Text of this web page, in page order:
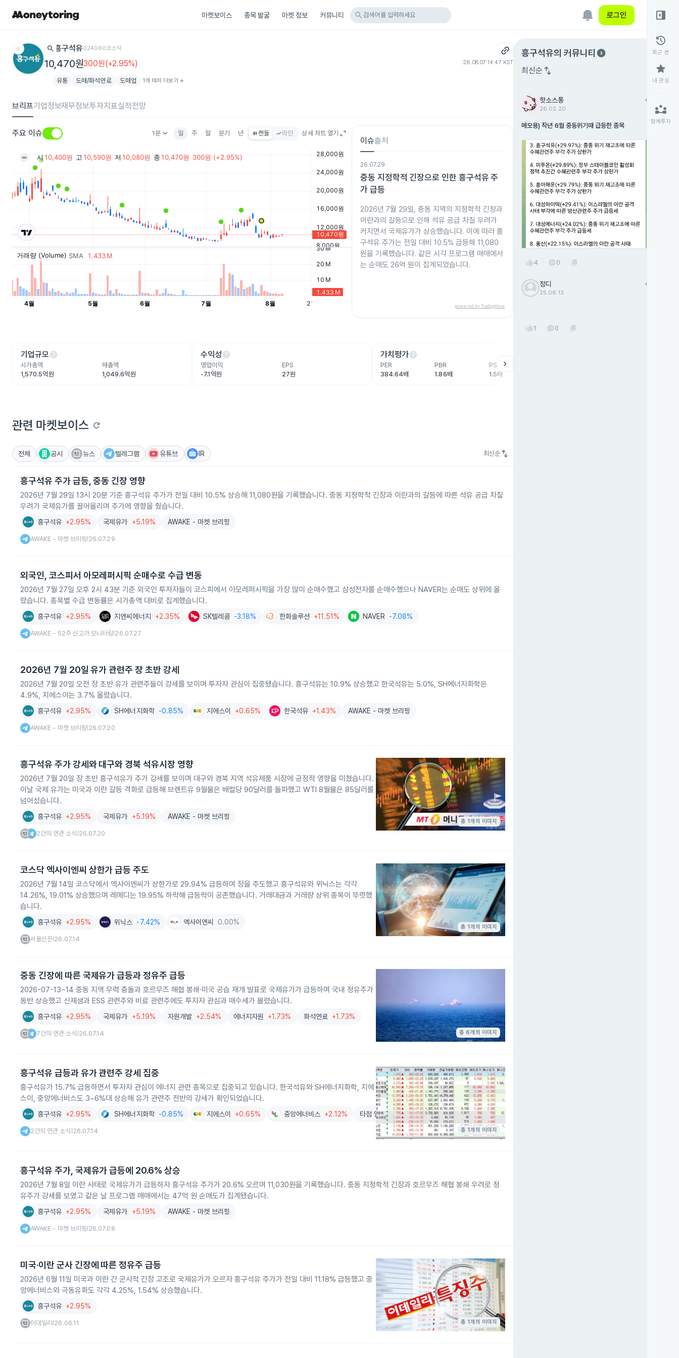
마켓보이스 종목 발굴 마켓 정보 커뮤니티 search 검색어를 입력하세요 로그인
star search 흥구석유024060코스닥
10,470원300원(+2.95%) 26.08.07 14:47 KST
유통 도매/화석연료 도매업 1개 테마 더보기 add
브리프기업정보재무정보투자지표실적전망
주요 이슈 1분keyboard_arrow_down 일 주 월 분기 년 캔들 라인 상세 차트 열기
이슈출처
26.07.29
중동 지정학적 긴장으로 인한 흥구석유 주
가 급등
2026년 7월 29일, 중동 지역의 지정학적 긴장과
이란과의 갈등으로 인해 석유 공급 차질 우려가
커지면서 국제유가가 상승했습니다. 이에 따라 흥
구석유 주가는 전일 대비 10.5% 급등해 11,080
원을 기록했습니다. 같은 시각 프로그램 매매에서
는 순매도 26억 원이 집계되었습니다.
powered by TradingView
기업규모help
시가총액
1,570.5억원
매출액
1,049.6억원
수익성help
영업이익
-7.1억원
EPS
27원
가치평가help
PER
384.64배
PBR
1.86배
PSR
1.5배
chevron_right
관련 마켓보이스 refresh
전체 공시 뉴스 텔레그램 유튜브 IR 최신순 swap_vert
흥구석유 주가 급등, 중동 긴장 영향
2026년 7월 29일 13시 20분 기준 흥구석유 주가가 전일 대비 10.5% 상승해 11,080원을 기록했습니다. 중동 지정학적 긴장과 이란과의 갈등에 따른 석유 공급 차질
우려가 국제유가를 끌어올리며 주가에 영향을 줬습니다.
흥구석유 +2.95% 국제유가 +5.19% AWAKE - 마켓 브리핑
AWAKE - 마켓 브리핑 26.07.29
외국인, 코스피서 아모레퍼시픽 순매수로 수급 변동
2026년 7월 27일 오후 2시 43분 기준 외국인 투자자들이 코스피에서 아모레퍼시픽을 가장 많이 순매수했고 삼성전자를 순매수했으나 NAVER는 순매도 상위에 올
랐습니다. 종목별 수급 변동률은 시가총액 대비로 집계했습니다.
흥구석유 +2.95% 지엔씨에너지 +2.35% SK텔레콤 -3.18% 한화솔루션 +11.51% NAVER -7.08%
AWAKE - 52주 신고가 모니터링 26.07.27
2026년 7월 20일 유가 관련주 장 초반 강세
2026년 7월 20일 오전 장 초반 유가 관련주들이 강세를 보이며 투자자 관심이 집중됐습니다. 흥구석유는 10.9% 상승했고 한국석유는 5.0%, SH에너지화학은
4.9%, 지에스이는 3.7% 올랐습니다.
흥구석유 +2.95% SH에너지화학 -0.85% 지에스이 +0.65% 한국석유 +1.43% AWAKE - 마켓 브리핑
AWAKE - 마켓 브리핑 26.07.20
흥구석유 주가 강세와 대구와 경북 석유시장 영향
2026년 7월 20일 장 초반 흥구석유가 주가 강세를 보이며 대구와 경북 지역 석유제품 시장에 긍정적 영향을 미쳤습니다.
이날 국제 유가는 미국과 이란 갈등 격화로 급등해 브렌트유 9월물은 배럴당 90달러를 돌파했고 WTI 8월물은 85달러를
넘어섰습니다.
흥구석유 +2.95% 국제유가 +5.19% AWAKE - 마켓 브리핑
2건의 연관 소식 26.07.20
총 1개의 이미지
코스닥 엑사이엔씨 상한가 급등 주도
2026년 7월 14일 코스닥에서 엑사이엔씨가 상한가로 29.94% 급등하며 장을 주도했고 흥구석유와 위닉스는 각각
14.26%, 19.01% 상승했으며 레메디는 19.95% 하락해 급등락이 공존했습니다. 거래대금과 거래량 상위 종목이 뚜렷했
습니다.
흥구석유 +2.95% 위닉스 -7.42% 엑사이엔씨 0.00%
서울신문 26.07.14
총 1개의 이미지
중동 긴장에 따른 국제유가 급등과 정유주 급등
2026-07-13~14 중동 지역 무력 충돌과 호르무즈 해협 봉쇄·미국 공습 재개 발표로 국제유가가 급등하며 국내 정유주가
동반 상승했고 신재생과 ESS 관련주와 비료 관련주에도 투자자 관심과 매수세가 몰렸습니다.
흥구석유 +2.95% 국제유가 +5.19% 자원개발 +2.54% 에너지자원 +1.73% 화석연료 +1.73%
7건의 연관 소식 26.07.14 총 6개의 이미지
흥구석유 급등과 유가 관련주 강세 집중
흥구석유가 15.7% 급등하면서 투자자 관심이 에너지 관련 종목으로 집중되고 있습니다. 한국석유와 SH에너지화학, 지에
스이, 중앙에너비스도 3~6%대 상승해 유가 관련주 전반의 강세가 확인되었습니다.
흥구석유 +2.95% SH에너지화학 -0.85% 지에스이 +0.65% 중앙에너비스 +2.12% 타점 읽어주는 여자(타자)
2건의 연관 소식 26.07.14 총 1개의 이미지
흥구석유 주가, 국제유가 급등에 20.6% 상승
2026년 7월 8일 이란 사태로 국제유가가 급등하자 흥구석유 주가가 20.6% 오르며 11,030원을 기록했습니다. 중동 지정학적 긴장과 호르무즈 해협 봉쇄 우려로 정
유주가 강세를 보였고 같은 날 프로그램 매매에서는 47억 원 순매도가 집계됐습니다.
흥구석유 +2.95% 국제유가 +5.19% AWAKE - 마켓 브리핑
AWAKE - 마켓 브리핑 26.07.08
미국·이란 군사 긴장에 따른 정유주 급등
2026년 6월 11일 미국과 이란 간 군사적 긴장 고조로 국제유가가 오르자 흥구석유 주가가 전일 대비 11.18% 급등했고 중
앙에너비스와 극동유화도 각각 4.25%, 1.54% 상승했습니다.
흥구석유 +2.95%
이데일리 26.06.11 총 1개의 이미지
흥구석유의 커뮤니티 expand_circle_right
최신순 swap_vert
핫소스통
26.02.20
add
메모용) 작년 6월 중동위기때 급등한 종목
thumb_up4 0 content_copy
정디
25.06.13
add
thumb_up1 0 content_copy
right_panel_open
history
최근 본
star
내 관심
partner_exchange
함께투자